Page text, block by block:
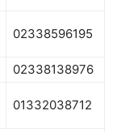
02338596195
02338138976
01332038712